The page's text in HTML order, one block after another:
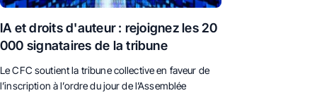
IA et droits d'auteur : rejoignez les 20
000 signataires de la tribune
Le CFC soutient la tribune collective en faveur de
l’inscription à l’ordre du jour de l’Assemblée